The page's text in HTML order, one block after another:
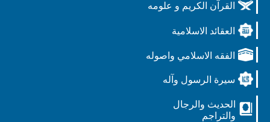
القرآن الكريم و علومه
العقائد الاسلامية
الفقه الاسلامي واصوله
سيرة الرسول وآله
الحديث والرجال
والتراجم